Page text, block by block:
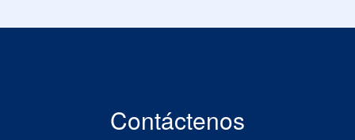
Contáctenos